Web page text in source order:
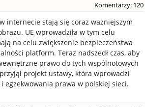
Komentarzy: 120
internecie stają się coraz ważniejszym
UE wprowadziła w tym celu
na celu zwiększenie bezpieczeństwa
platform. Teraz nadszedł czas, aby
prawo do tych wspólnotowych
projekt ustawy, która wprowadzi
egzekwowania prawa w polskiej sieci.